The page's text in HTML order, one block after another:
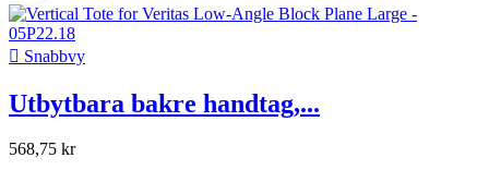
 Snabbvy
Utbytbara bakre handtag,...
568,75 kr